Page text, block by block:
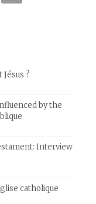
?
by the
Interview
catholique